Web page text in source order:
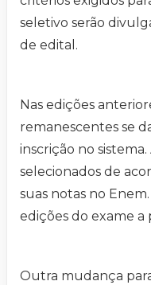
seletivo serão
de edital.
Nas edições
remanescentes se
inscrição no sistema.
selecionados de
suas notas no
edições do exame a
Outra mudança